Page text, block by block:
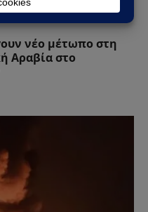
νέο μέτωπο στη
Αραβία στο